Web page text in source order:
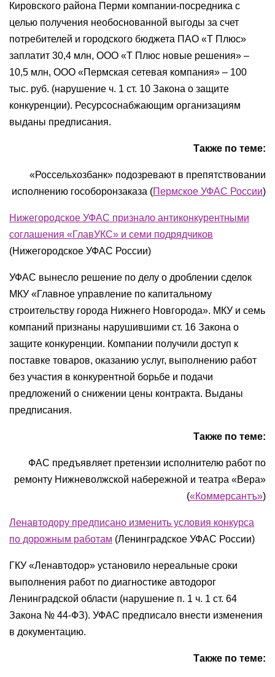
Кировского района Перми компании-посредника с
целью получения необоснованной выгоды за счет
потребителей и городского бюджета ПАО «Т Плюс»
заплатит 30,4 млн, ООО «Т Плюс новые решения» –
10,5 млн, ООО «Пермская сетевая компания» – 100
тыс. руб. (нарушение ч. 1 ст. 10 Закона о защите
конкуренции). Ресурсоснабжающим организациям
выданы предписания.
Также по теме:
«Россельхозбанк» подозревают в препятствовании
исполнению гособоронзаказа (Пермское УФАС России)
Нижегородское УФАС признало антиконкурентными
соглашения «ГлавУКС» и семи подрядчиков
(Нижегородское УФАС России)
УФАС вынесло решение по делу о дроблении сделок
МКУ «Главное управление по капитальному
строительству города Нижнего Новгорода». МКУ и семь
компаний признаны нарушившими ст. 16 Закона о
защите конкуренции. Компании получили доступ к
поставке товаров, оказанию услуг, выполнению работ
без участия в конкурентной борьбе и подачи
предложений о снижении цены контракта. Выданы
предписания.
Также по теме:
ФАС предъявляет претензии исполнителю работ по
ремонту Нижневолжской набережной и театра «Вера»
(«Коммерсантъ»)
Ленавтодору предписано изменить условия конкурса
по дорожным работам (Ленинградское УФАС России)
ГКУ «Ленавтодор» установило нереальные сроки
выполнения работ по диагностике автодорог
Ленинградской области (нарушение п. 1 ч. 1 ст. 64
Закона № 44-ФЗ). УФАС предписало внести изменения
в документацию.
Также по теме: